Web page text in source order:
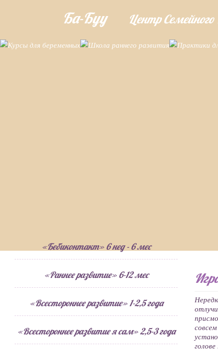
Ба-Буу Центр
«Бебиконтакт» 6 нед - 6 мес
«Раннее развитие» 6-12 мес
«Всестороннее развитие» 1-2,5 года
«Всестороннее развитие я сам» 2,5-3 года